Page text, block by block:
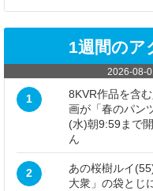
1週間のア
2026-08-
1
8KVR作品を含
画が「春のパン
(水)朝9:59まで
ん
2
あの桜樹ルイ
大衆」の袋とじ